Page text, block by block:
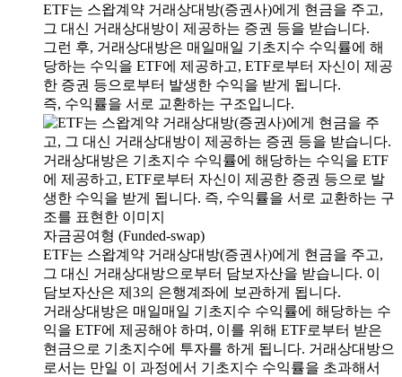
ETF는 스왑계약 거래상대방(증권사)에게 현금을 주고,
그 대신 거래상대방이 제공하는 증권 등을 받습니다.
그런 후, 거래상대방은 매일매일 기초지수 수익률에 해
당하는 수익을 ETF에 제공하고, ETF로부터 자신이 제공
한 증권 등으로부터 발생한 수익을 받게 됩니다.
즉, 수익률을 서로 교환하는 구조입니다.
자금공여형 (Funded-swap)
ETF는 스왑계약 거래상대방(증권사)에게 현금을 주고,
그 대신 거래상대방으로부터 담보자산을 받습니다. 이
담보자산은 제3의 은행계좌에 보관하게 됩니다.
거래상대방은 매일매일 기초지수 수익률에 해당하는 수
익을 ETF에 제공해야 하며, 이를 위해 ETF로부터 받은
현금으로 기초지수에 투자를 하게 됩니다. 거래상대방으
로서는 만일 이 과정에서 기초지수 수익률을 초과해서